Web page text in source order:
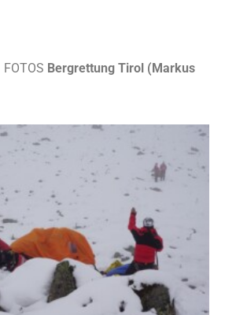
FOTOS Bergrettung Tirol (Markus